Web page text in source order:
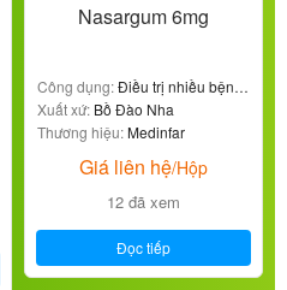
Nasargum 6mg
Công dụng:Điều trị nhiều bệnh
lý viêm nhiễm
Xuất xứ: Bồ Đào Nha
Thương hiệu:Medinfar
Giá liên hệ/Hộp
12 đã xem
Đọc tiếp